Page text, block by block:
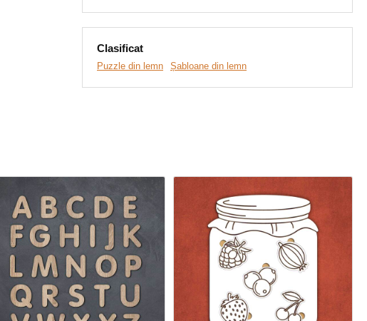
Clasificat
Puzzle din lemn Șabloane din lemn